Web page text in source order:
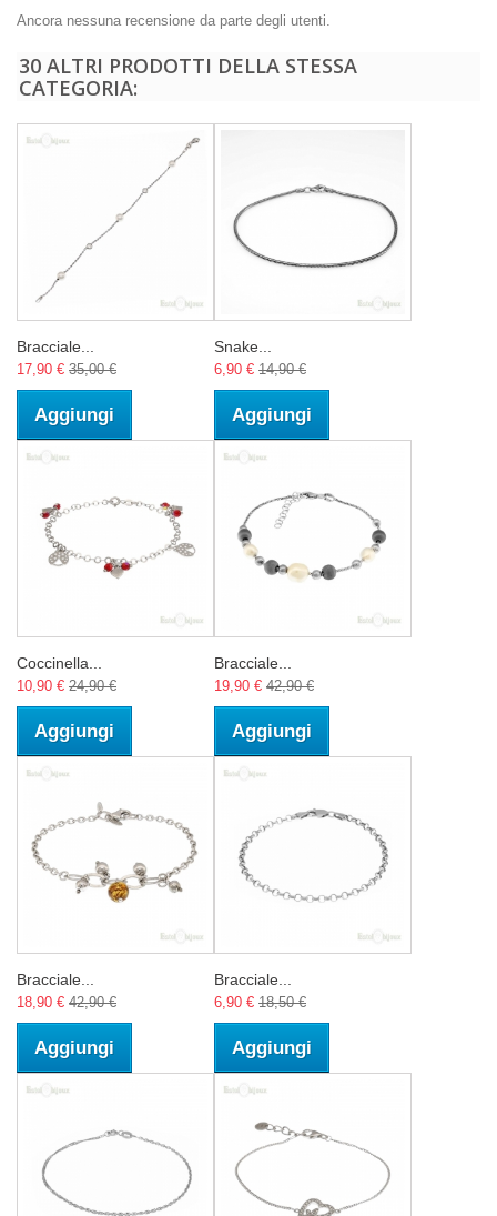
Ancora nessuna recensione da parte degli utenti.
30 ALTRI PRODOTTI DELLA STESSA
CATEGORIA:
Bracciale...
17,90 € 35,00 €
Aggiungi
Snake...
6,90 € 14,90 €
Aggiungi
Coccinella...
10,90 € 24,90 €
Aggiungi
Bracciale...
19,90 € 42,90 €
Aggiungi
Bracciale...
18,90 € 42,90 €
Aggiungi
Bracciale...
6,90 € 18,50 €
Aggiungi